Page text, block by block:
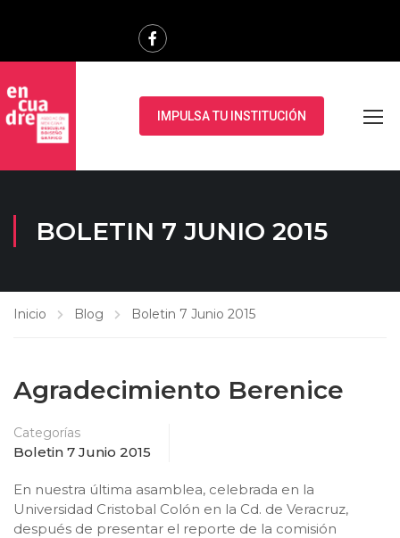
IMPULSA TU INSTITUCIÓN
BOLETIN 7 JUNIO 2015
Inicio Blog Boletin 7 Junio 2015
Agradecimiento Berenice
Categorías
Boletin 7 Junio 2015
En nuestra última asamblea, celebrada en la
Universidad Cristobal Colón en la Cd. de Veracruz,
después de presentar el reporte de la comisión